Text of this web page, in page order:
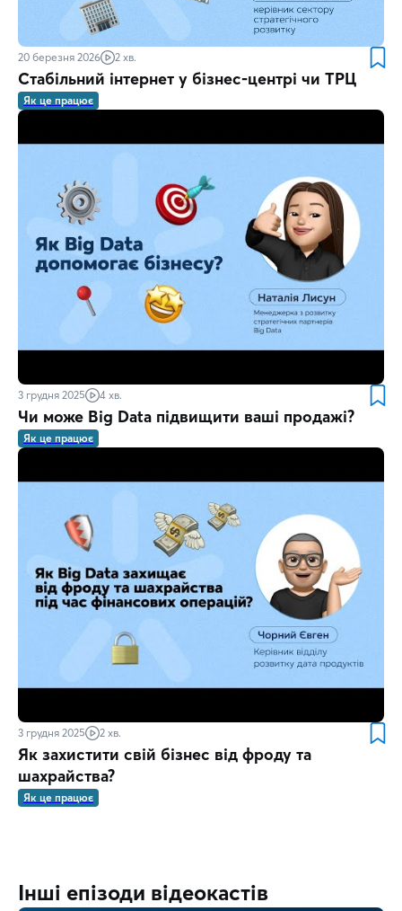
20 березня 2026 2 хв.
Стабільний інтернет у бізнес-центрі чи ТРЦ
Як це працює
3 грудня 2025 4 хв.
Чи може Big Data підвищити ваші продажі?
Як це працює
3 грудня 2025 2 хв.
Як захистити свій бізнес від фроду та
шахрайства?
Як це працює
Інші епізоди відеокастів